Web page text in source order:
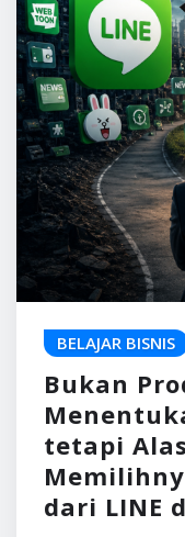
BELAJAR BISNIS
Bukan
tetapi
dari LINE